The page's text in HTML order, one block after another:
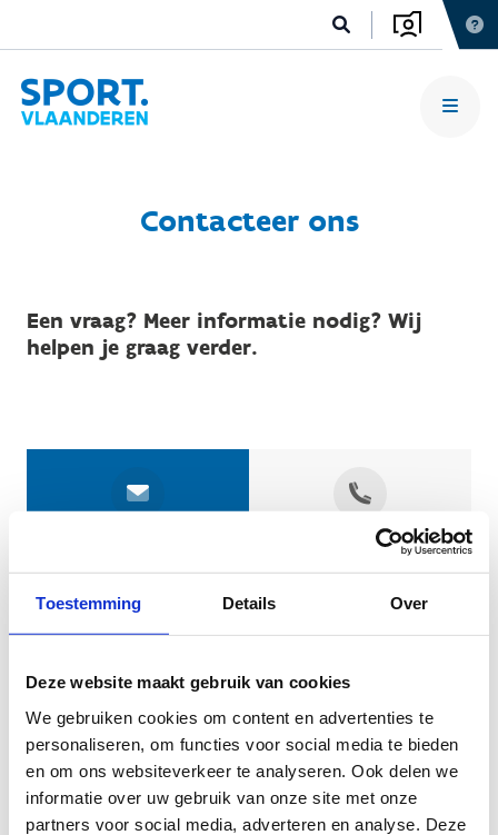
Toestemming Details Over
Deze website maakt gebruik van cookies
We gebruiken cookies om content en advertenties te
personaliseren, om functies voor social media te bieden
en om ons websiteverkeer te analyseren. Ook delen we
informatie over uw gebruik van onze site met onze
partners voor social media, adverteren en analyse. Deze
Contacteer ons
Een vraag? Meer informatie nodig? Wij
helpen je graag verder.
Geef aan tot welk domein jouw vraag behoort